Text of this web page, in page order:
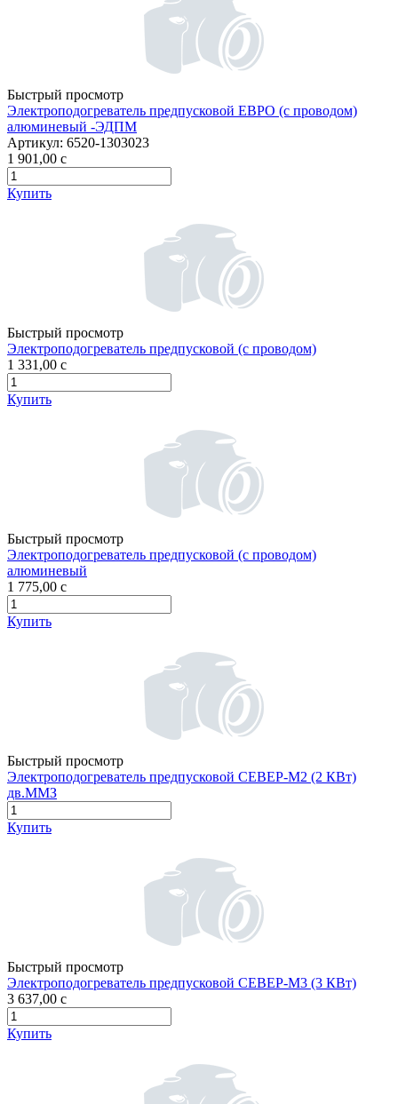
Быстрый просмотр
Электроподогреватель предпусковой ЕВРО (с проводом)
алюминевый -ЭДПМ
Артикул: 6520-1303023
1 901,00 c
Купить
Быстрый просмотр
Электроподогреватель предпусковой (с проводом)
1 331,00 c
Купить
Быстрый просмотр
Электроподогреватель предпусковой (с проводом)
алюминевый
1 775,00 c
Купить
Быстрый просмотр
Электроподогреватель предпусковой СЕВЕР-М2 (2 КВт)
дв.ММЗ
Купить
Быстрый просмотр
Электроподогреватель предпусковой СЕВЕР-М3 (3 КВт)
3 637,00 c
Купить